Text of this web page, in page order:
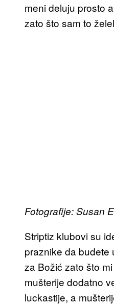
meni deluju prosto
zato što sam to
Fotografije: Susan
Striptiz klubovi su
praznike da budete
za Božić zato što
mušterije dodatno
luckastije, a